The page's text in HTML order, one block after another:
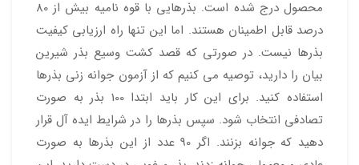
محصول درج شده است. بذرهایی با قوه نامیه بیش از 80
درصد قابل اطمینان هستند. اما این تنها راه ارزیابی کیفیت
بذرها نیست. در صورتی که قصد کشت وسیع بذر شیرین
بیان را دارید، توصیه می کنیم که از آزمون جوانه زنی بذرها
استفاده کنید. برای این کار باید ابتدا 100 بذر به صورت
تصادفی انتخاب شود. سپس بذرها را در شرایط ایده آل قرار
دهید که جوانه بزنند. اگر 90 عدد از این بذرها به صورت